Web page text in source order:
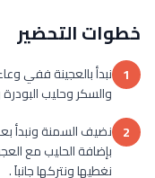
خطوات التحضير
1 نبدأ بالعجينة ففي
والسكر وحليب
2 نضيف السمنة ونبدأ
بإضافة الحليب مع
نغطيها ونتركها جانباَ .